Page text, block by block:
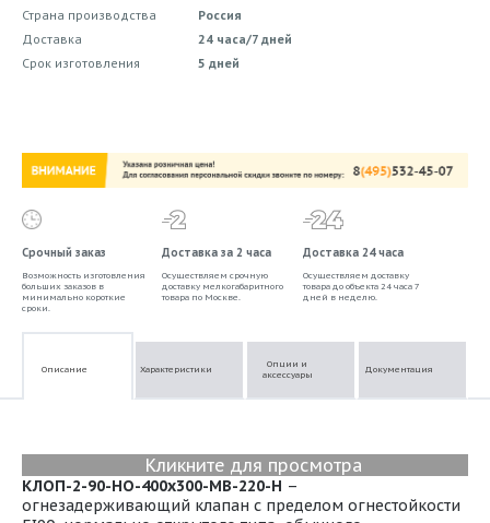
Страна производства
Россия
Доставка
24 часа/7 дней
Срок изготовления
5 дней
Срочный заказ
Возможность изготовления
больших заказов в
минимально короткие
сроки.
Доставка за 2 часа
Осуществляем срочную
доставку мелкогабаритного
товара по Москве.
Доставка 24 часа
Осуществляем доставку
товара до объекта 24 часа 7
дней в неделю.
Описание Характеристики
Опции и
аксессуары
Документация
Кликните для просмотра
КЛОП-2-90-НО-400х300-МВ-220-Н –
огнезадерживающий клапан с пределом огнестойкости